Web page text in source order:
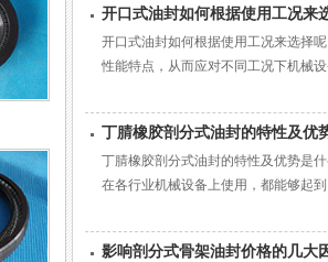
开口式油封如何根据使用工况来
开口式油封如何根据使用工况来选择
性能特点，从而应对不同工况下机械
丁腈橡胶剖分式油封的特性及优
丁腈橡胶剖分式油封的特性及优势是
在各行业机械设备上使用，都能够起
影响剖分式骨架油封价格的几大